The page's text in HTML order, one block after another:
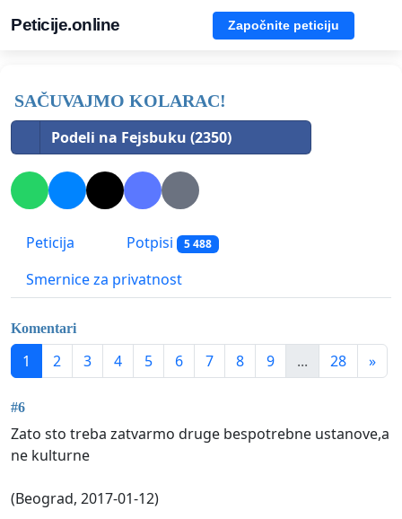
Peticije.online Započnite peticiju
SAČUVAJMO KOLARAC!
Podeli na Fejsbuku (2350)
Peticija Potpisi 5 488
Smernice za privatnost
Komentari
1 2 3 4 5 6 7 8 9 ... 28 »
#6
Zato sto treba zatvarmo druge bespotrebne ustanove,a
ne kulturne
(Beograd, 2017-01-12)